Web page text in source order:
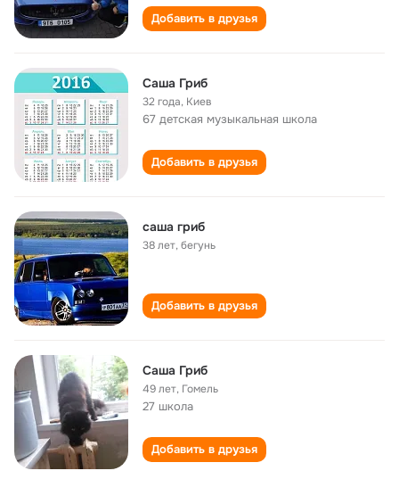
Добавить в друзья
Саша Гриб
32 года, Киев
67 детская музыкальная школа
Добавить в друзья
саша гриб
38 лет,бегунь
Добавить в друзья
Саша Гриб
49 лет, Гомель
27 школа
Добавить в друзья